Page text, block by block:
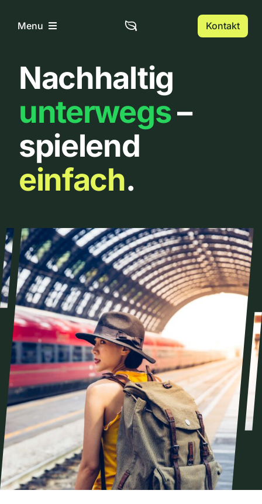
InhaltMenu
Home
Über uns
Urbanlist
Kontakt
Nachhaltig
unterwegs–
spielend
einfach.